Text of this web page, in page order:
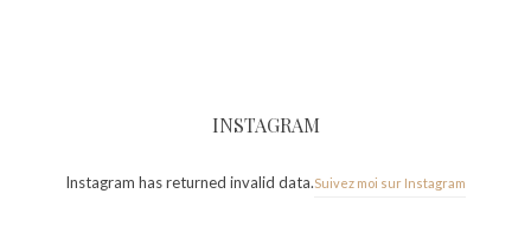
INSTAGRAM
Instagram has returned invalid data.Suivez moi sur Instagram